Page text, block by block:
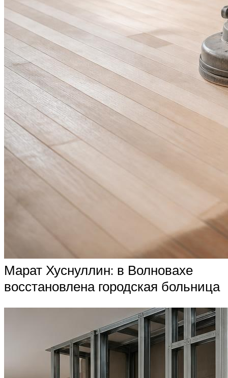
Марат Хуснуллин: в Волновахе
восстановлена городская больница